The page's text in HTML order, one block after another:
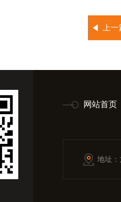
上
网站首页
地址